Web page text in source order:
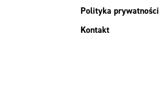
Polityka prywatności
Kontakt